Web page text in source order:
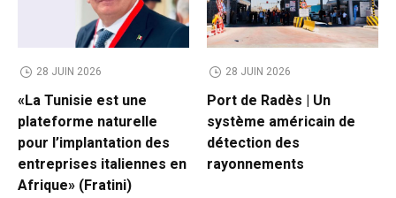
28 JUIN 2026
«La Tunisie est une
plateforme naturelle
pour l’implantation des
entreprises italiennes en
Afrique» (Fratini)
28 JUIN 2026
Port de Radès | Un
système américain de
détection des
rayonnements